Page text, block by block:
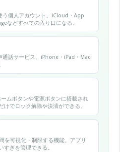
う個人アカウント。iCloud・App
などすべての入り口になる。
話サービス。iPhone・iPad・Mac
ムボタンや電源ボタンに搭載され
けでロック解除や決済ができる。
を可視化・制限する機能。アプリ
すぎを管理できる。